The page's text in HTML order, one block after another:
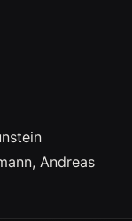
Andreas